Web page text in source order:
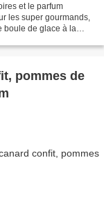
et le parfum
les super gourmands,
boule de glace à la